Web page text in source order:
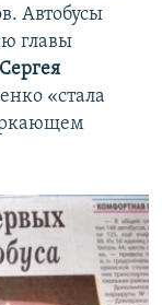
Автобусы
главы
Сергея
«стала